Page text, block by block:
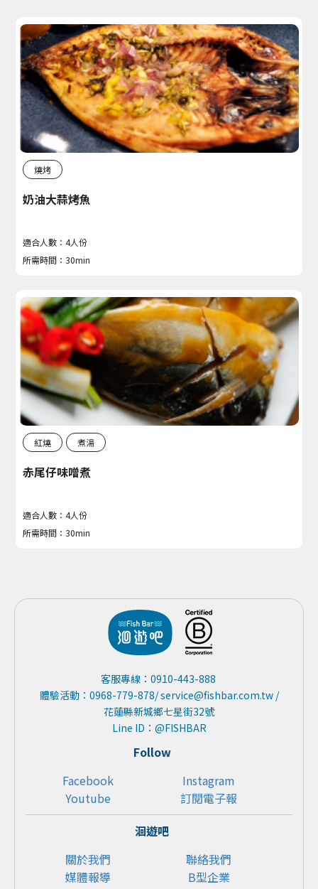
燒烤
奶油大蒜烤魚
適合人數：4人份
所需時間：30min
紅燒 煮湯
赤尾仔味噌煮
適合人數：4人份
所需時間：30min
客服專線：0910-443-888
體驗活動：0968-779-878/ service@fishbar.com.tw /
花蓮縣新城鄉七星街32號
Line ID：@FISHBAR
Follow
Facebook
Instagram
Youtube
訂閱電子報
洄遊吧
關於我們
聯絡我們
媒體報導
B型企業